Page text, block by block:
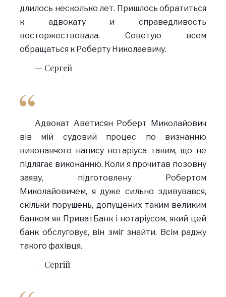
длилось несколько лет. Пришлось обратиться
к адвокату и справедливость
восторжествовала. Советую всем
обращаться к Роберту Николаевичу.
Сергей
Адвокат Аветисян Роберт Миколайович
вів мій судовий процес по визнанню
виконавчого напису нотаріуса таким, що не
підлягає виконанню. Коли я прочитав позовну
заяву, підготовлену Робертом
Миколайовичем, я дуже сильно здивувався,
скільки порушень, допущених таким великим
банком як ПриватБанк і нотаріусом, який цей
банк обслуговує, він зміг знайти. Всім раджу
такого фахівця.
Сергій